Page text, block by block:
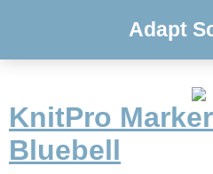
Adapt
KnitPro
Bluebell